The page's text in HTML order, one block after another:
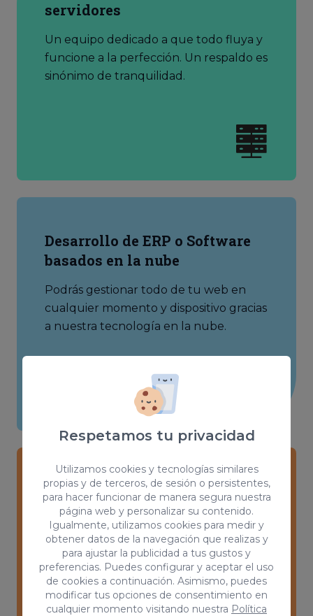
Respetamos tu privacidad
Utilizamos cookies y tecnologías similares
propias y de terceros, de sesión o persistentes,
para hacer funcionar de manera segura nuestra
página web y personalizar su contenido.
Igualmente, utilizamos cookies para medir y
obtener datos de la navegación que realizas y
para ajustar la publicidad a tus gustos y
preferencias. Puedes configurar y aceptar el uso
de cookies a continuación. Asimismo, puedes
modificar tus opciones de consentimiento en
cualquier momento visitando nuestra Política
servidores
Un equipo dedicado a que todo fluya y
funcione a la perfección. Un respaldo es
sinónimo de tranquilidad.
Desarrollo de ERP o Software
basados en la nube
Podrás gestionar todo de tu web en
cualquier momento y dispositivo gracias
a nuestra tecnología en la nube.
Desarrollo de páginas web
personalizadas
Tendrás una web única en el mercado y
completamente equipada con las
mejores herramientas internas.